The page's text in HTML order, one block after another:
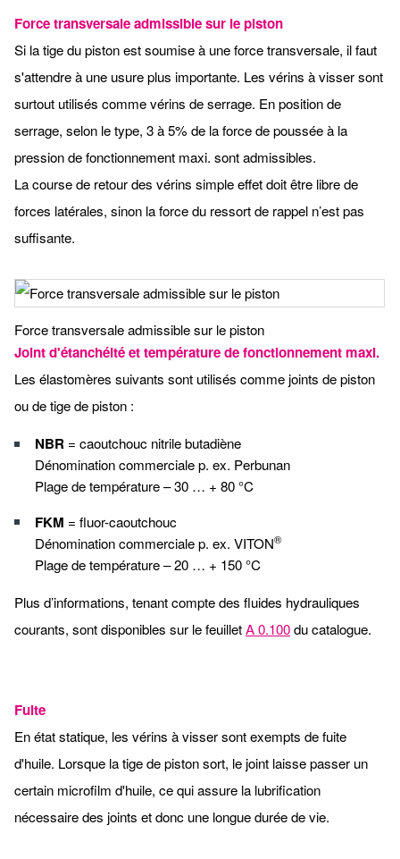
Force transversale admissible sur le piston
Si la tige du piston est soumise à une force transversale, il faut
s'attendre à une usure plus importante. Les vérins à visser sont
surtout utilisés comme vérins de serrage. En position de
serrage, selon le type, 3 à 5% de la force de poussée à la
pression de fonctionnement maxi. sont admissibles.
La course de retour des vérins simple effet doit être libre de
forces latérales, sinon la force du ressort de rappel n’est pas
suffisante.
Force transversale admissible sur le piston
Joint d'étanchéité et température de fonctionnement maxi.
Les élastomères suivants sont utilisés comme joints de piston
ou de tige de piston :
NBR = caoutchouc nitrile butadiène
Dénomination commerciale p. ex. Perbunan
Plage de température – 30 … + 80 °C
FKM = fluor-caoutchouc
Dénomination commerciale p. ex. VITON®
Plage de température – 20 … + 150 °C
Plus d’informations, tenant compte des fluides hydrauliques
courants, sont disponibles sur le feuilletA 0.100du catalogue.
Fuite
En état statique, les vérins à visser sont exempts de fuite
d'huile. Lorsque la tige de piston sort, le joint laisse passer un
certain microfilm d'huile, ce qui assure la lubrification
nécessaire des joints et donc une longue durée de vie.